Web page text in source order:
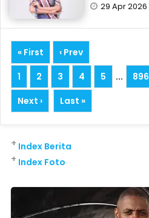
29 Apr 2026
« First
‹ Prev
1
2 3 4 5 ...
896
Next ›
Last »
Index Berita
+
Index Foto
+